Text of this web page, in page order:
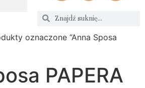
oznaczone “Anna Sposa
PAPERA